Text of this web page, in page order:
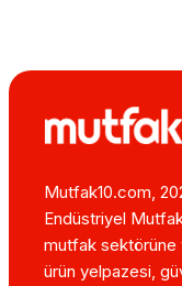
Mutfak10.com,
Endüstriyel
mutfak sektörüne
ürün yelpazesi,